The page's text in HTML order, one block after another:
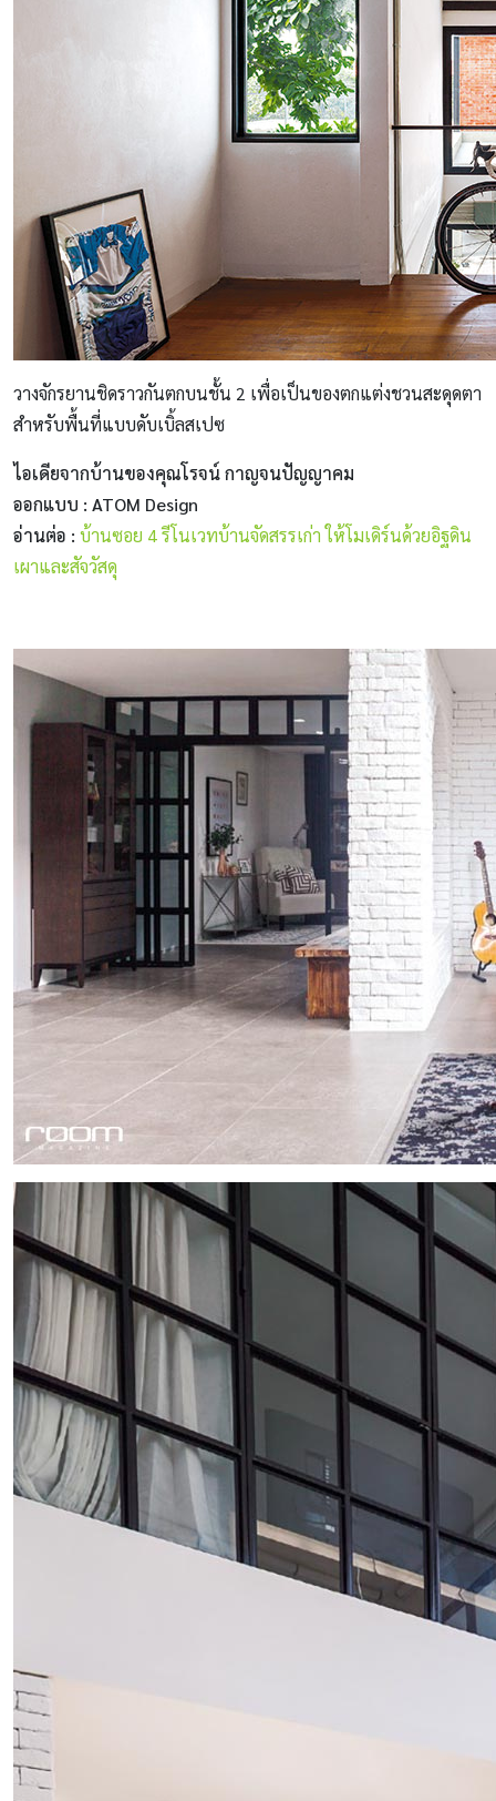
วางจักรยานชิดราวกันตกบนชั้น 2 เพื่อเป็นของตกแต่งชวนสะดุดตา
สำหรับพื้นที่แบบดับเบิ้ลสเปซ
ไอเดียจากบ้านของคุณโรจน์ กาญจนปัญญาคม
ออกแบบ : ATOM Design
อ่านต่อ : บ้านซอย 4 รีโนเวทบ้านจัดสรรเก่า ให้โมเดิร์นด้วยอิฐดิน
เผาและสัจวัสดุ